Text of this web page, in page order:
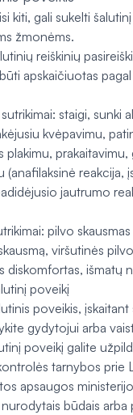
kiti, gali sukelti
žmonėms.
reiškinių
apskaičiuotas
staigi, sunki
kvėpavimu,
plakimu, prakaitavimu,
(anafilaksinė reakcija,
jautrumo
pilvo
viršutinės
diskomfortas, išmatų
poveikį
poveikis, įskaitant
gydytojui arba
poveikį galite
tarnybos prie
apsaugos
būdais arba